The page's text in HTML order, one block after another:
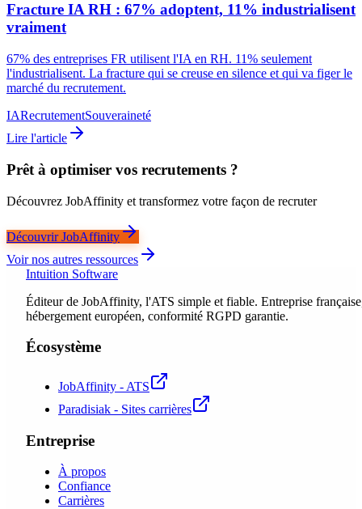
Fracture IA RH : 67% adoptent, 11% industrialisent
vraiment
67% des entreprises FR utilisent l'IA en RH. 11% seulement
l'industrialisent. La fracture qui se creuse en silence et qui va figer le
marché du recrutement.
IARecrutementSouveraineté
Lire l'article
Prêt à optimiser vos recrutements ?
Découvrez JobAffinity et transformez votre façon de recruter
Découvrir JobAffinity
Voir nos autres ressources
Intuition Software
Éditeur de JobAffinity, l'ATS simple et fiable. Entreprise
hébergement européen, conformité RGPD garantie.
Écosystème
JobAffinity - ATS
Paradisiak - Sites carrières
Entreprise
À propos
Confiance
Carrières